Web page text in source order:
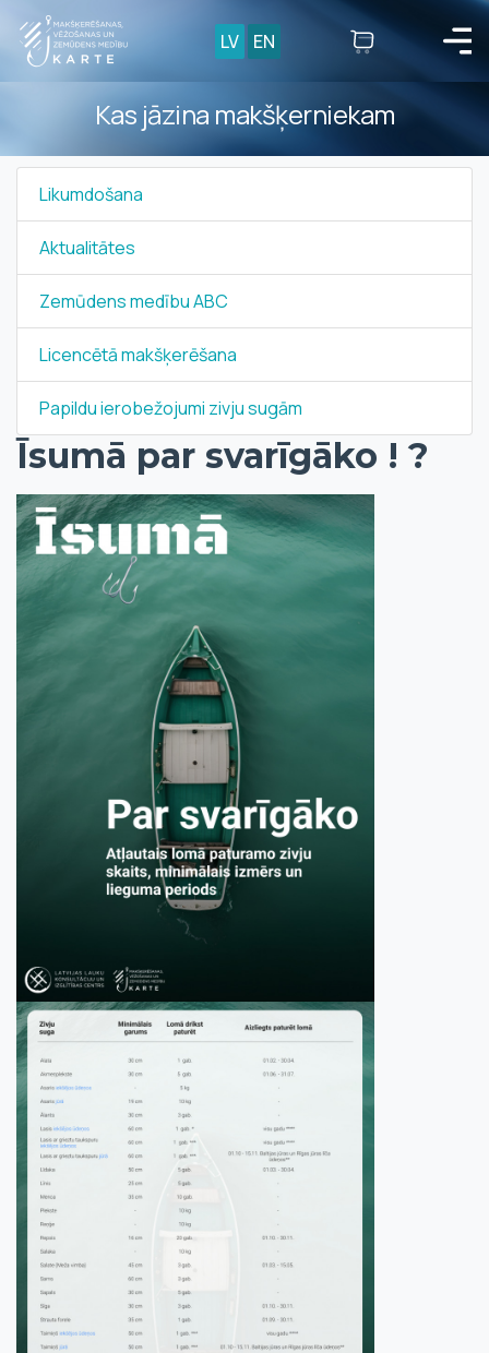
LV EN
Kas jāzina makšķerniekam
Likumdošana
Aktualitātes
Zemūdens medību ABC
Licencētā makšķerēšana
Papildu ierobežojumi zivju sugām
Īsumā par svarīgāko ! ?